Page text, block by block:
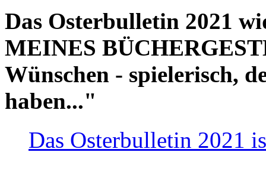
Das Osterbulletin 2021
MEINES
Wünschen - spielerisch,
haben..."
Das Osterbulletin 2021